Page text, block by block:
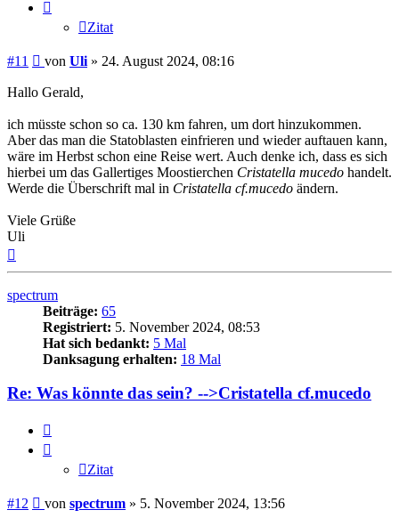
Zitat
#11 Beitrag
von Uli » 24. August 2024, 08:16
Hallo Gerald,
ich müsste schon so ca. 130 km fahren, um dort hinzukommen.
Aber das man die Statoblasten einfrieren und wieder auftauen kann,
wäre im Herbst schon eine Reise wert. Auch denke ich, dass es sich
hierbei um das Gallertiges Moostierchen Cristatella mucedo handelt.
Werde die Überschrift mal in Cristatella cf.mucedo ändern.
Viele Grüße
Uli
spectrum
Beiträge: 65
Registriert: 5. November 2024, 08:53
Hat sich bedankt: 5 Mal
Danksagung erhalten: 18 Mal
Re: Was könnte das sein? -->Cristatella cf.mucedo
Zitat
#12 Beitrag
von spectrum » 5. November 2024, 13:56